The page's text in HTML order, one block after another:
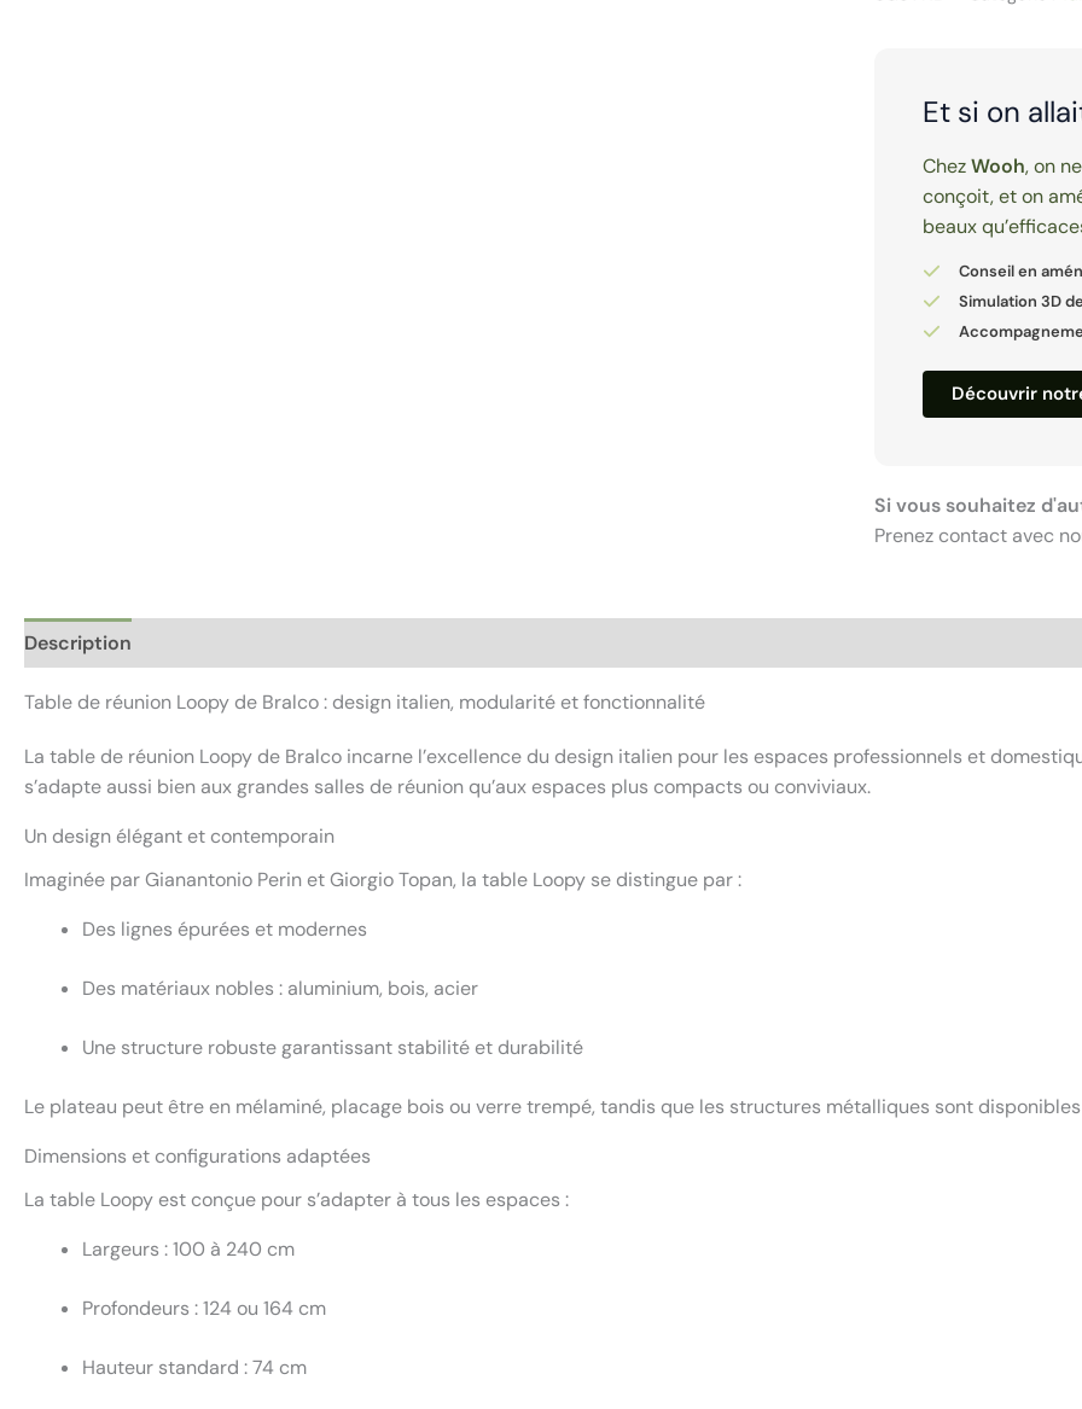
Et si on
ChezWooh, on
conçoit, et on
beaux
Conseil en
Simulation 3D
Découvrir
Si vous souhaitez
Prenez contact avec
Description
Table de réunion Loopy de Bralco : design italien, modularité et fonctionnalité
La table de réunion Loopy de Bralco incarne l’excellence du design italien pour les espaces professionnels et
s’adapte aussi bien aux grandes salles de réunion qu’aux espaces plus compacts ou conviviaux.
Un design élégant et contemporain
Imaginée par Gianantonio Perin et Giorgio Topan, la table Loopy se distingue par :
Des lignes épurées et modernes
Des matériaux nobles : aluminium, bois, acier
Une structure robuste garantissant stabilité et durabilité
Le plateau peut être en mélaminé, placage bois ou verre trempé, tandis que les structures métalliques sont
Dimensions et configurations adaptées
La table Loopy est conçue pour s’adapter à tous les espaces :
Largeurs : 100 à 240 cm
Profondeurs : 124 ou 164 cm
Hauteur standard : 74 cm